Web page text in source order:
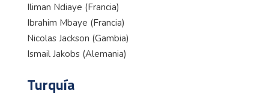
Iliman Ndiaye (Francia)
Ibrahim Mbaye (Francia)
Nicolas Jackson (Gambia)
Ismail Jakobs (Alemania)
Turquía